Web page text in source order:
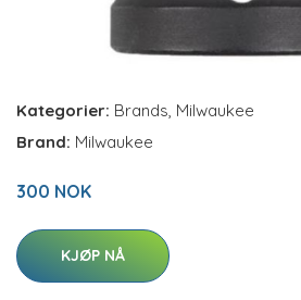
Kategorier: Brands, Milwaukee
Brand: Milwaukee
300 NOK
KJØP NÅ